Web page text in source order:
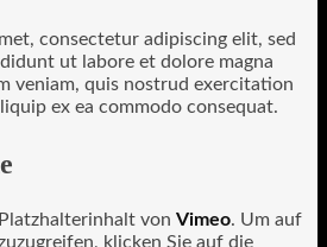
consectetur adipiscing elit, sed
ut labore et dolore magna
veniam, quis nostrud exercitation
ex ea commodo consequat.
von Vimeo. Um auf
klicken Sie auf die